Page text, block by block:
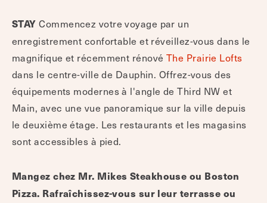
STAYCommencez votre voyage par un
enregistrement confortable et réveillez-vous dans le
magnifique et récemment rénové The Prairie Lofts
dans le centre-ville de Dauphin. Offrez-vous des
équipements modernes à l'angle de Third NW et
Main, avec une vue panoramique sur la ville depuis
le deuxième étage. Les restaurants et les magasins
sont accessibles à pied.
Mangez chez Mr. Mikes Steakhouse ou Boston
Pizza. Rafraîchissez-vous sur leur terrasse ou